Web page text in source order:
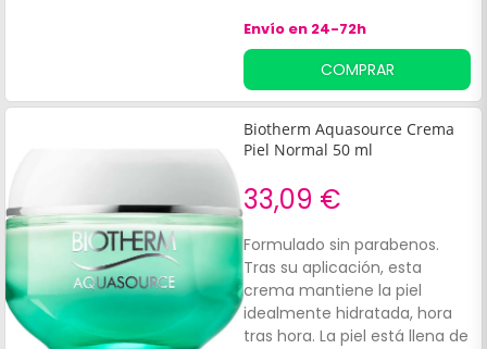
intensa hasta 72 horas.
Envío en 24-72h
COMPRAR
Biotherm Aquasource Crema
Piel Normal 50 ml
33,09 €
Formulado sin parabenos.
Tras su aplicación, esta
crema mantiene la piel
idealmente hidratada, hora
tras hora. La piel está llena de